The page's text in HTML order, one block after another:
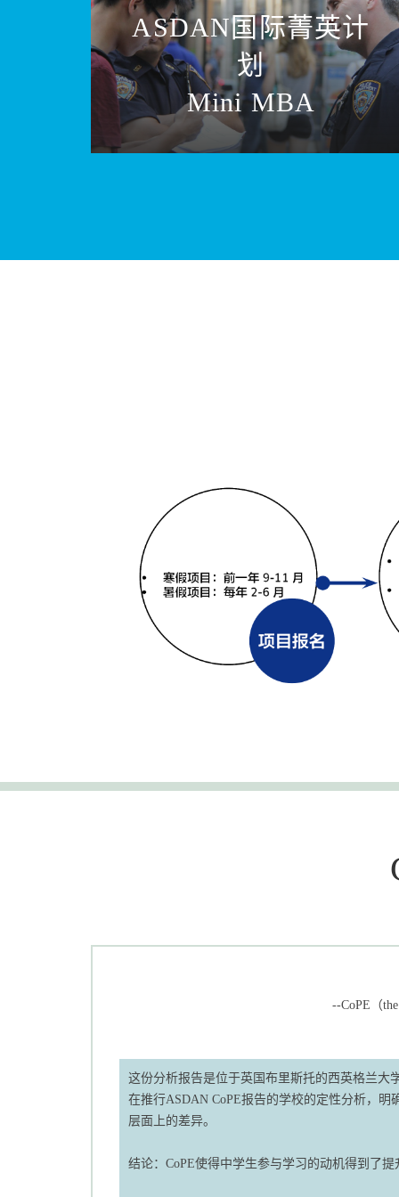
ASDAN国际菁英计
划
Mini MBA
--CoPE（
这份分析报告是位于英国布里斯托的西英格兰大
在推行ASDAN CoPE报告的学校的定性分析，明
层面上的差异。
结论：CoPE使得中学生参与学习的动机得到了